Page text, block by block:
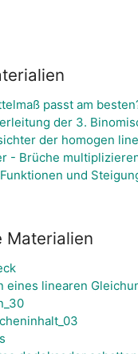
passt am
der 3.
der homogen
- Brüche
und
Materialien
eines linearen